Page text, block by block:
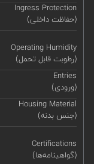
Ingress Protection
(حفاظت داخلی)
Operating Humidity
(رطوبت قابل تحمل)
Entries
(ورودی)
Housing Material
(جنس بدنه)
Certifications
(گواهینامه‌ها)